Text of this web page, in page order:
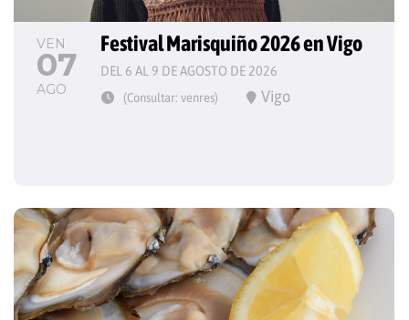
VEN
07
AGO
Festival Marisquiño 2026 en Vigo
DEL 6 AL 9 DE AGOSTO DE 2026
(Consultar: venres) Vigo